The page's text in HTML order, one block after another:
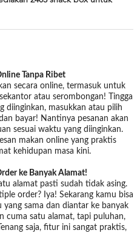
Tanpa Ribet
secara online, termasuk untuk
atau serombongan! Tingga
diinginkan, masukkan atau pilih
bayar! Nantinya pesanan akan
sesuai waktu yang diinginkan.
makan online yang praktis
kehidupan masa kini.
ke Banyak Alamat!
alamat pasti sudah tidak asing.
order? Iya! Sekarang kamu bisa
yang sama dan diantar ke banyak
cuma satu alamat, tapi puluhan,
saja, fitur ini sangat praktis,